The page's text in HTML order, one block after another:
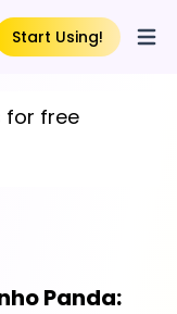
Start Using!
for free
Panda: